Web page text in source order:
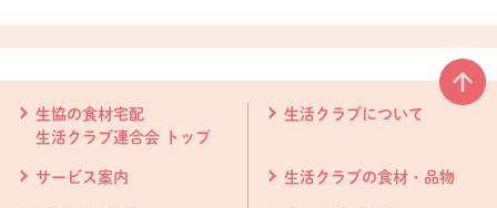
生協の食材宅配
生活クラブ連合会 トップ
生活クラブについて
サービス案内 生活クラブの食材・品物